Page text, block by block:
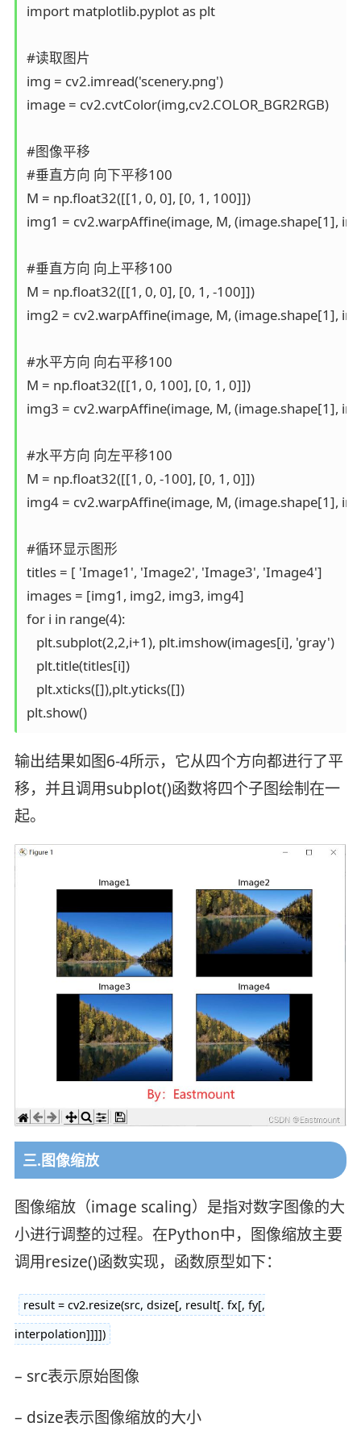
import matplotlib.pyplot as plt
#读取图片
img = cv2.imread('scenery.png')
image = cv2.cvtColor(img,cv2.COLOR_BGR2RGB)
#图像平移
#垂直方向 向下平移100
M = np.float32([[1, 0, 0], [0, 1, 100]])
img1 = cv2.warpAffine(image, M, (image.shape[1],
#垂直方向 向上平移100
M = np.float32([[1, 0, 0], [0, 1, -100]])
img2 = cv2.warpAffine(image, M, (image.shape[1],
#水平方向 向右平移100
M = np.float32([[1, 0, 100], [0, 1, 0]])
img3 = cv2.warpAffine(image, M, (image.shape[1],
#水平方向 向左平移100
M = np.float32([[1, 0, -100], [0, 1, 0]])
img4 = cv2.warpAffine(image, M, (image.shape[1],
#循环显示图形
titles = [ 'Image1', 'Image2', 'Image3', 'Image4']
images = [img1, img2, img3, img4]
for i in range(4):
plt.subplot(2,2,i+1), plt.imshow(images[i], 'gray')
plt.title(titles[i])
plt.xticks([]),plt.yticks([])
plt.show()
输出结果如图6-4所示，它从四个方向都进行了平
移，并且调用subplot()函数将四个子图绘制在一
起。
三.图像缩放
图像缩放（image scaling）是指对数字图像的大
小进行调整的过程。在Python中，图像缩放主要
调用resize()函数实现，函数原型如下：
result = cv2.resize(src, dsize[, result[. fx[, fy[,
interpolation]]]])
– src表示原始图像
– dsize表示图像缩放的大小